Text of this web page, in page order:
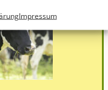
Impressum